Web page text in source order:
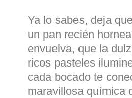
Ya lo sabes, deja
un pan recién
envuelva, que la
ricos pasteles
cada bocado te
maravillosa química